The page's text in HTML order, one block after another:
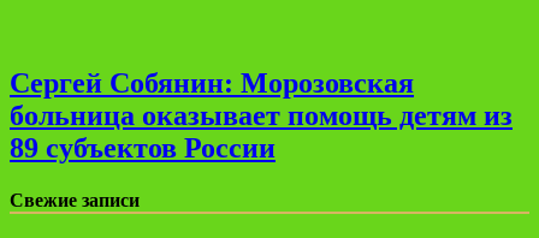
Сергей Собянин: Морозовская
больница оказывает помощь детям из
89 субъектов России
Свежие записи